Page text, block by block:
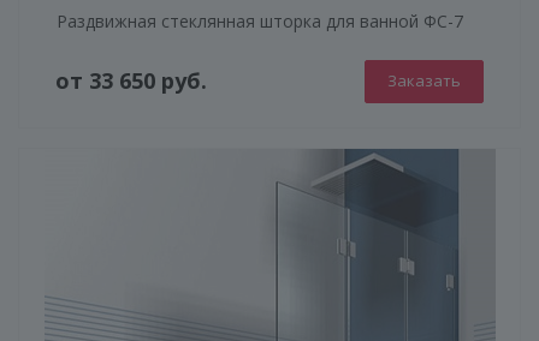
Раздвижная стеклянная шторка для ванной ФС-7
от 33 650 руб. Заказать